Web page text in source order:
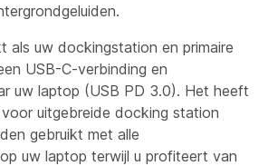
als uw dockingstation en primaire
USB-C-verbinding en
uw laptop (USB PD 3.0). Het heeft
uitgebreide docking station
gebruikt met alle
uw laptop terwijl u profiteert van